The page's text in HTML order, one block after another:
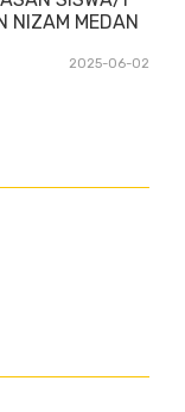
NIZAM MEDAN
2025-06-02